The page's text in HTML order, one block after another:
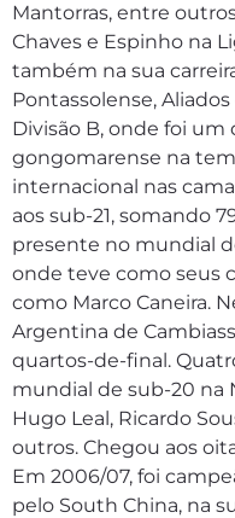
Mantorras, entre
Chaves e Espinho na
também na sua
Pontassolense,
Divisão B, onde foi um
gongomarense na
internacional nas
aos sub-21, somando
presente no mundial
onde teve como seus
como Marco Caneira.
Argentina de
quartos-de-final.
mundial de sub-20 na
Hugo Leal, Ricardo
outros. Chegou aos
Em 2006/07, foi
pelo South China, na